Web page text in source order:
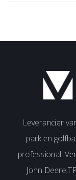
Leverancier
park en
professional.
John